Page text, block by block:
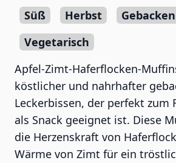
Süß
Herbst
Gebacken
Vegetarisch
Apfel-Zimt-Haferflocken-
köstlicher und nahrhafter
Leckerbissen, der perfekt zum
als Snack geeignet ist. Diese
die Herzenskraft von
Wärme von Zimt für ein